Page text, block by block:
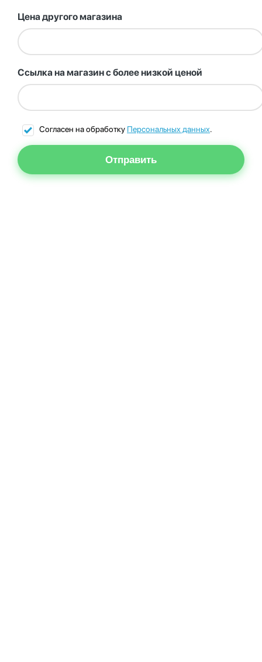
Цена другого магазина
Ссылка на магазин с более низкой ценой
Согласен на обработку Персональных данных.
Отправить